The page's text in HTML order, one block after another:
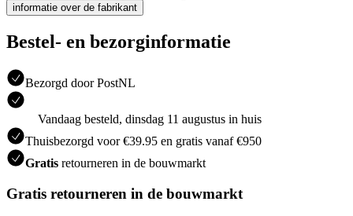
informatie over de fabrikant
Bestel- en bezorginformatie
Bezorgd door PostNL
Vandaag besteld, dinsdag 11 augustus in huis
Thuisbezorgd voor €39.95 en gratis vanaf €950
Gratis retourneren in de bouwmarkt
Gratis retourneren in de bouwmarkt